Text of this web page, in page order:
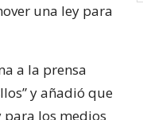
una ley para
a la prensa
y añadió que
para los medios